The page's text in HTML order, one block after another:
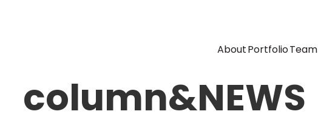
AboutPortfolioTeam
column&NEWS